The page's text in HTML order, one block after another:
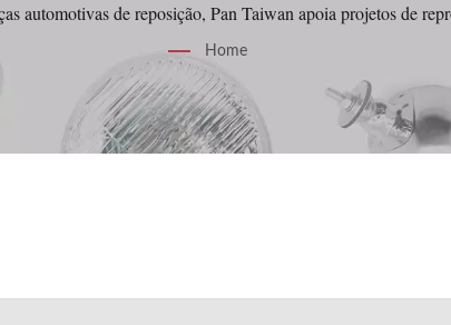
automotivas de reposição, Pan Taiwan apoia projetos de
fornecimento e disciplina de controle de qualidade.
Home